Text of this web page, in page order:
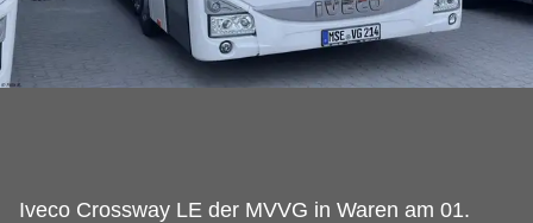
Iveco Crossway LE der MVVG in Waren am 01.